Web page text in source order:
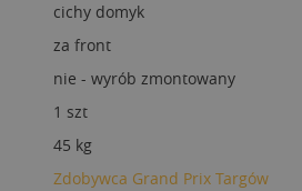
cichy domyk
za front
nie - wyrób zmontowany
1 szt
45 kg
Zdobywca Grand Prix Targów